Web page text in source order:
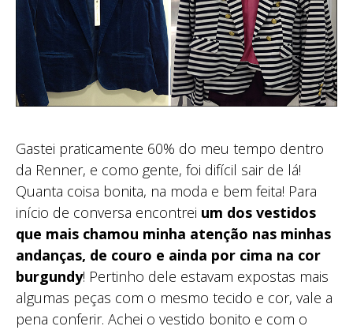
Gastei praticamente 60% do meu tempo dentro
da Renner, e como gente, foi difícil sair de lá!
Quanta coisa bonita, na moda e bem feita! Para
início de conversa encontrei um dos vestidos
que mais chamou minha atenção nas minhas
andanças, de couro e ainda por cima na cor
burgundy! Pertinho dele estavam expostas mais
algumas peças com o mesmo tecido e cor, vale a
pena conferir. Achei o vestido bonito e com o